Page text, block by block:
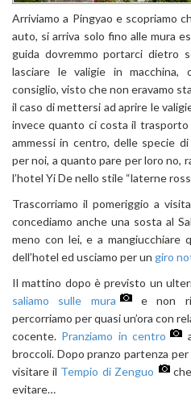
Arriviamo a Pingyao e scopriamo
auto, si arriva solo fino alle mura
guida dovremmo portarci dietro
lasciare le valigie in macchina,
consiglio, visto che non eravamo
il caso di mettersi ad aprire le
invece quanto ci costa il trasporto
ammessi in centro, delle specie
per noi, a quanto pare per loro no,
l’hotel Yi De nello stile “laterne
Trascorriamo il pomeriggio a
concediamo anche una sosta al
meno con lei, e a mangiucchiare
dell’hotel ed usciamo per un giro
Il mattino dopo è previsto un
saliamo sulle mura
e non
percorriamo per quasi un’ora con
cocente. Pranziamo in centro
broccoli. Dopo pranzo partenza
visitare il Tempio di Zenguo
evitare…